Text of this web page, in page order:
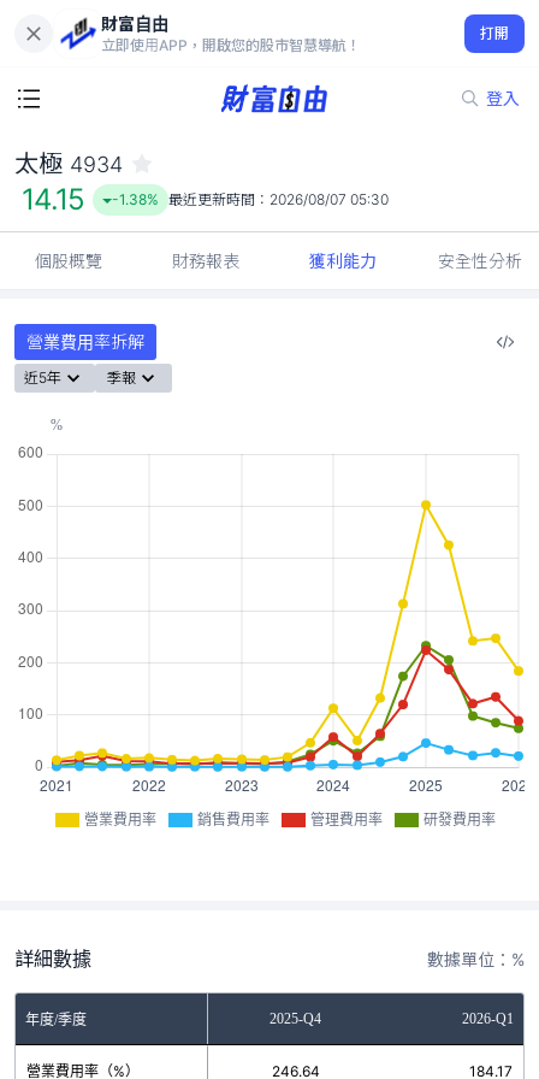
財富自由
立即使用APP，開啟您的股市智慧導航！
打開
登入
14.15
-1.38%
太極 4934
14.15 -1.38% 最近更新時間： 2026/08/07 05:30
個股概覽 財務報表 獲利能力 安全性分析
營業費用率拆解
近5年 季報
營業費用率 銷售費用率 管理費用率 研發費用率
詳細數據 數據單位：%
年度/季度2025-Q3 2025-Q4 2026-Q1
營業費用率（%）
241.90 246.64 184.17